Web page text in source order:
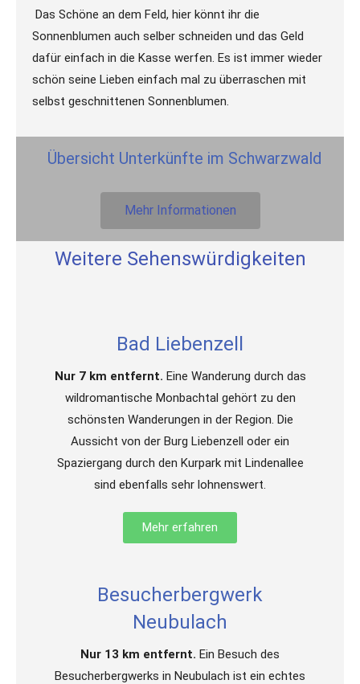
Das Schöne an dem Feld, hier könnt ihr die
Sonnenblumen auch selber schneiden und das Geld
dafür einfach in die Kasse werfen. Es ist immer wieder
schön seine Lieben einfach mal zu überraschen mit
selbst geschnittenen Sonnenblumen.
Übersicht Unterkünfte im Schwarzwald
Mehr Informationen
Weitere Sehenswürdigkeiten
Bad Liebenzell
Nur 7 km entfernt. Eine Wanderung durch das
wildromantische Monbachtal gehört zu den
schönsten Wanderungen in der Region. Die
Aussicht von der Burg Liebenzell oder ein
Spaziergang durch den Kurpark mit Lindenallee
sind ebenfalls sehr lohnenswert.
Mehr erfahren
Besucherbergwerk
Neubulach
Nur 13 km entfernt. Ein Besuch des
Besucherbergwerks in Neubulach ist ein echtes